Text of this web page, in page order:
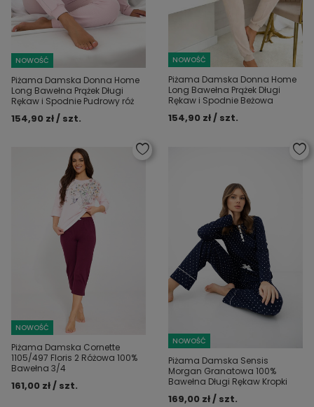
NOWOŚĆ
Piżama Damska Donna Home
Long Bawełna Prążek Długi
Rękaw i Spodnie Pudrowy róż
154,90 zł / szt.
NOWOŚĆ
Piżama Damska Donna Home
Long Bawełna Prążek Długi
Rękaw i Spodnie Beżowa
154,90 zł / szt.
NOWOŚĆ
Piżama Damska Cornette
1105/497 Floris 2 Różowa 100%
Bawełna 3/4
161,00 zł / szt.
NOWOŚĆ
Piżama Damska Sensis
Morgan Granatowa 100%
Bawełna Długi Rękaw Kropki
169,00 zł / szt.